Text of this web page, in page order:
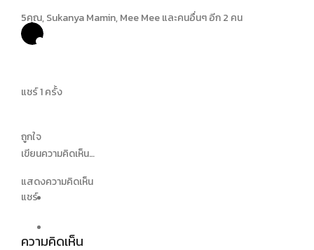
เขียนความคิดเห็น…
5คุณ, Sukanya Mamin, Mee Mee และคนอื่นๆ อีก 2 คน
แชร์ 1 ครั้ง
ถูกใจ
แสดงความคิดเห็น
แชร์
ความคิดเห็น